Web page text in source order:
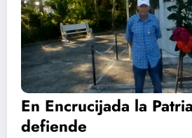
En Encrucijada la
defiende